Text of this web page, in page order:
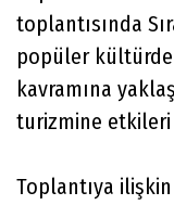
toplantısında
popüler
kavramına
turizmine etkileri
Toplantıya